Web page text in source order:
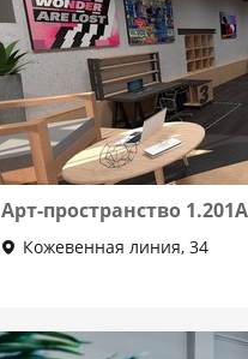
Арт-пространство
Кожевенная линия, 34